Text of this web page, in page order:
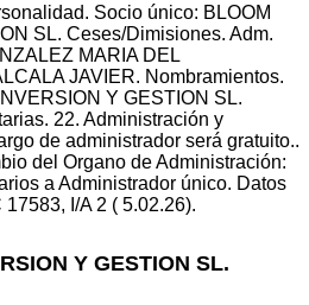
Socio único: BLOOM
SL. Ceses/Dimisiones. Adm.
MARIA DEL
JAVIER. Nombramientos.
Y GESTION SL.
22. Administración y
de administrador será gratuito..
del Organo de Administración:
a Administrador único. Datos
I/A 2 ( 5.02.26).
Y GESTION SL.